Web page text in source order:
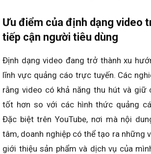
Ưu điểm của định dạng video
tiếp cận người tiêu dùng
Định dạng video đang trở thành xu
lĩnh vực quảng cáo trực tuyến. Các
rằng video có khả năng thu hút và giữ
tốt hơn so với các hình thức quảng
Đặc biệt trên YouTube, nơi mà nội
tâm, doanh nghiệp có thể tạo ra những
giới thiệu sản phẩm và dịch vụ của